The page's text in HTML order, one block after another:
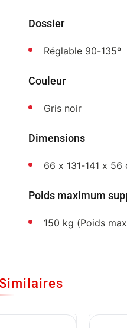
Dossier
Réglable 90-135º
Couleur
Gris noir
Dimensions
66 x 131-141 x
Poids maximum
150 kg (Poids